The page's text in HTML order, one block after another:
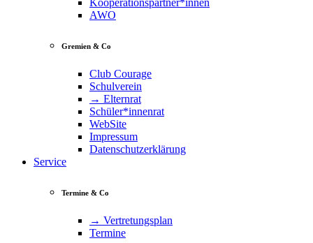
AWO
Gremien & Co
Club Courage
Schulverein
→ Elternrat
Schüler*innenrat
WebSite
Impressum
Datenschutzerklärung
Service
Termine & Co
→ Vertretungsplan
Termine